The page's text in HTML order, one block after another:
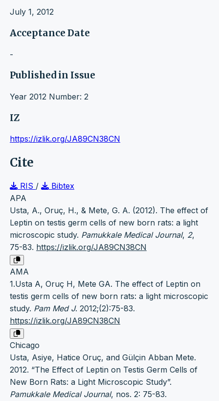
July 1, 2012
Acceptance Date
-
Published in Issue
Year 2012 Number: 2
IZ
https://izlik.org/JA89CN38CN
Cite
RIS /
Bibtex
APA
Usta, A., Oruç, H., & Mete, G. A. (2012). The effect of
Leptin on testis germ cells of new born rats: a light
microscopic study. Pamukkale Medical Journal, 2,
75-83. https://izlik.org/JA89CN38CN
AMA
1.Usta A, Oruç H, Mete GA. The effect of Leptin on
testis germ cells of new born rats: a light microscopic
study. Pam Med J. 2012;(2):75-83.
https://izlik.org/JA89CN38CN
Chicago
Usta, Asiye, Hatice Oruç, and Gülçin Abban Mete.
2012. “The Effect of Leptin on Testis Germ Cells of
New Born Rats: a Light Microscopic Study”.
Pamukkale Medical Journal, nos. 2: 75-83.